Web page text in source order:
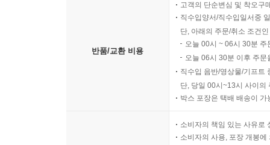
반품/교환 비용
고객의 단순변심 및 착오구
직수입양서/직수입일서중
단, 아래의 주문/취소 조건
오늘 00시 ~ 06시 30분
오늘 06시 30분 이후 주
직수입 음반/영상물/기프트
단, 당일 00시~13시 사이의
박스 포장은 택배 배송이
소비자의 책임 있는 사유로
소비자의 사용, 포장 개봉